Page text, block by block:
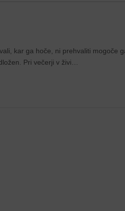
kar ga hoče, ni prehvaliti mogoče
Pri večerji v živi…